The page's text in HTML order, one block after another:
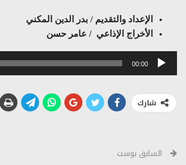
الإعداد والتقديم / بدر الدين المكني
الأخراج الإذاعي / عامر حسن
مشغل
00:00
شارك
السابق بوست